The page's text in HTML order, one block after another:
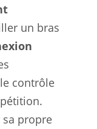
un bras
contrôle
sa propre